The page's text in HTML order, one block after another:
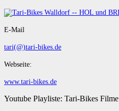
E-Mail
tari(@)tari-bikes.de
Webseite:
www.tari-bikes.de
Youtube Playliste: Tari-Bikes Filme